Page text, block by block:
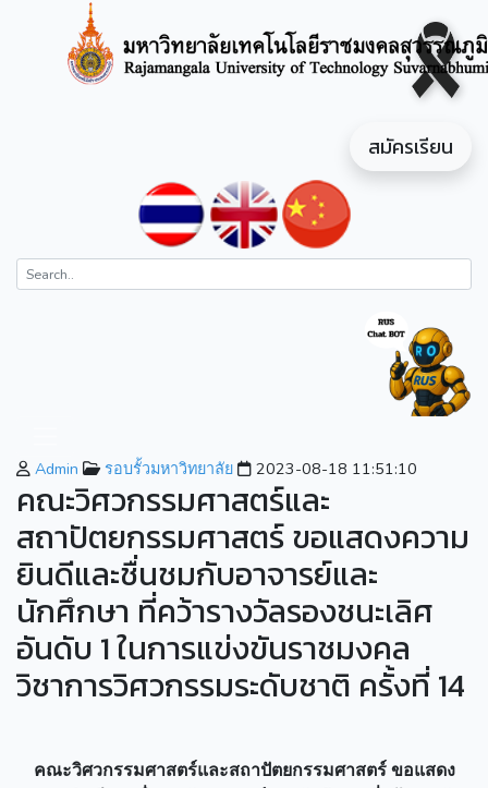
สมัครเรียน
Admin รอบรั้วมหาวิทยาลัย 2023-08-18 11:51:10
คณะวิศวกรรมศาสตร์และ
สถาปัตยกรรมศาสตร์ ขอแสดงความ
ยินดีและชื่นชมกับอาจารย์และ
นักศึกษา ที่คว้ารางวัลรองชนะเลิศ
อันดับ 1 ในการแข่งขันราชมงคล
วิชาการวิศวกรรมระดับชาติ ครั้งที่ 14
คณะวิศวกรรมศาสตร์และสถาปัตยกรรมศาสตร์ ขอแสดง